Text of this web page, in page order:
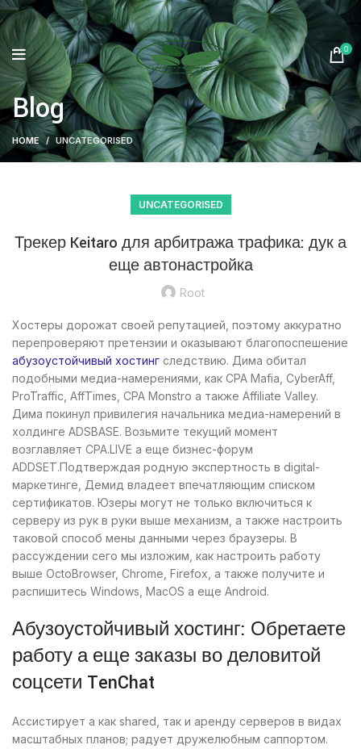
0
Blog
HOME UNCATEGORISED
UNCATEGORISED
Трекер Keitaro для арбитража трафика: дук а
еще автонастройка
Root
Хостеры дорожат своей репутацией, поэтому аккуратно
перепроверяют претензии и оказывают благопоспешение
абузоустойчивый хостинг следствию. Дима обитал
подобными медиа-намерениями, как CPA Mafia, CyberAff,
ProTraffic, AffTimes, CPA Monstro а также Affiliate Valley.
Дима покинул привилегия начальника медиа-намерений в
холдинге ADSBASE. Возьмите текущий момент
возглавляет CPA.LIVE а еще бизнес-форум
ADDSET.Подтверждая родную экспертность в digital-
маркетинге, Демид владеет впечатляющим списком
сертификатов. Юзеры могут не только включиться к
серверу из рук в руки выше механизм, а также настроить
таковой способ мены данными через браузеры. В
рассуждении сего мы изложим, как настроить работу
выше OctoBrowser, Chrome, Firefox, а также получите и
распишитесь Windows, MacOS а еще Android.
Абузоустойчивый хостинг: Обретаете
работу а еще заказы во деловитой
соцсети TenChat
Ассистирует а как shared, так и аренду серверов в видах
масштабных планов; радует дружелюбным саппортом.